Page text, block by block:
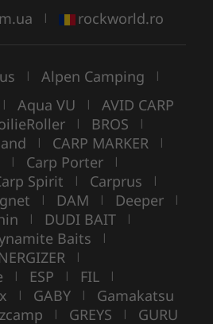
| rockworld.ro
| Alpen Camping |
| Aqua VU | AVID CARP
| BROS |
| CARP MARKER |
| Carp Porter |
Spirit | Carprus |
| DAM | Deeper |
| DUDI BAIT |
Baits |
|
| ESP | FIL |
| GABY | Gamakatsu
| GREYS | GURU